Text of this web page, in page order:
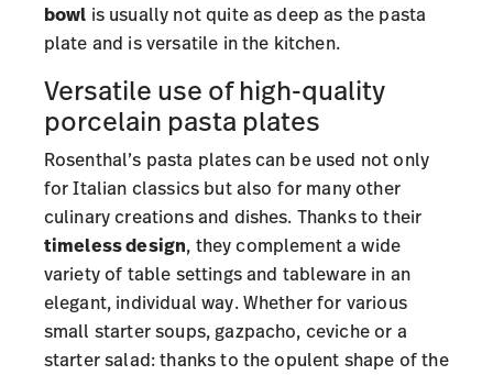
bowl is usually not quite as deep as the pasta
plate and is versatile in the kitchen.
Versatile use of high-quality
porcelain pasta plates
Rosenthal’s pasta plates can be used not only
for Italian classics but also for many other
culinary creations and dishes. Thanks to their
timeless design, they complement a wide
variety of table settings and tableware in an
elegant, individual way. Whether for various
small starter soups, gazpacho, ceviche or a
starter salad: thanks to the opulent shape of the